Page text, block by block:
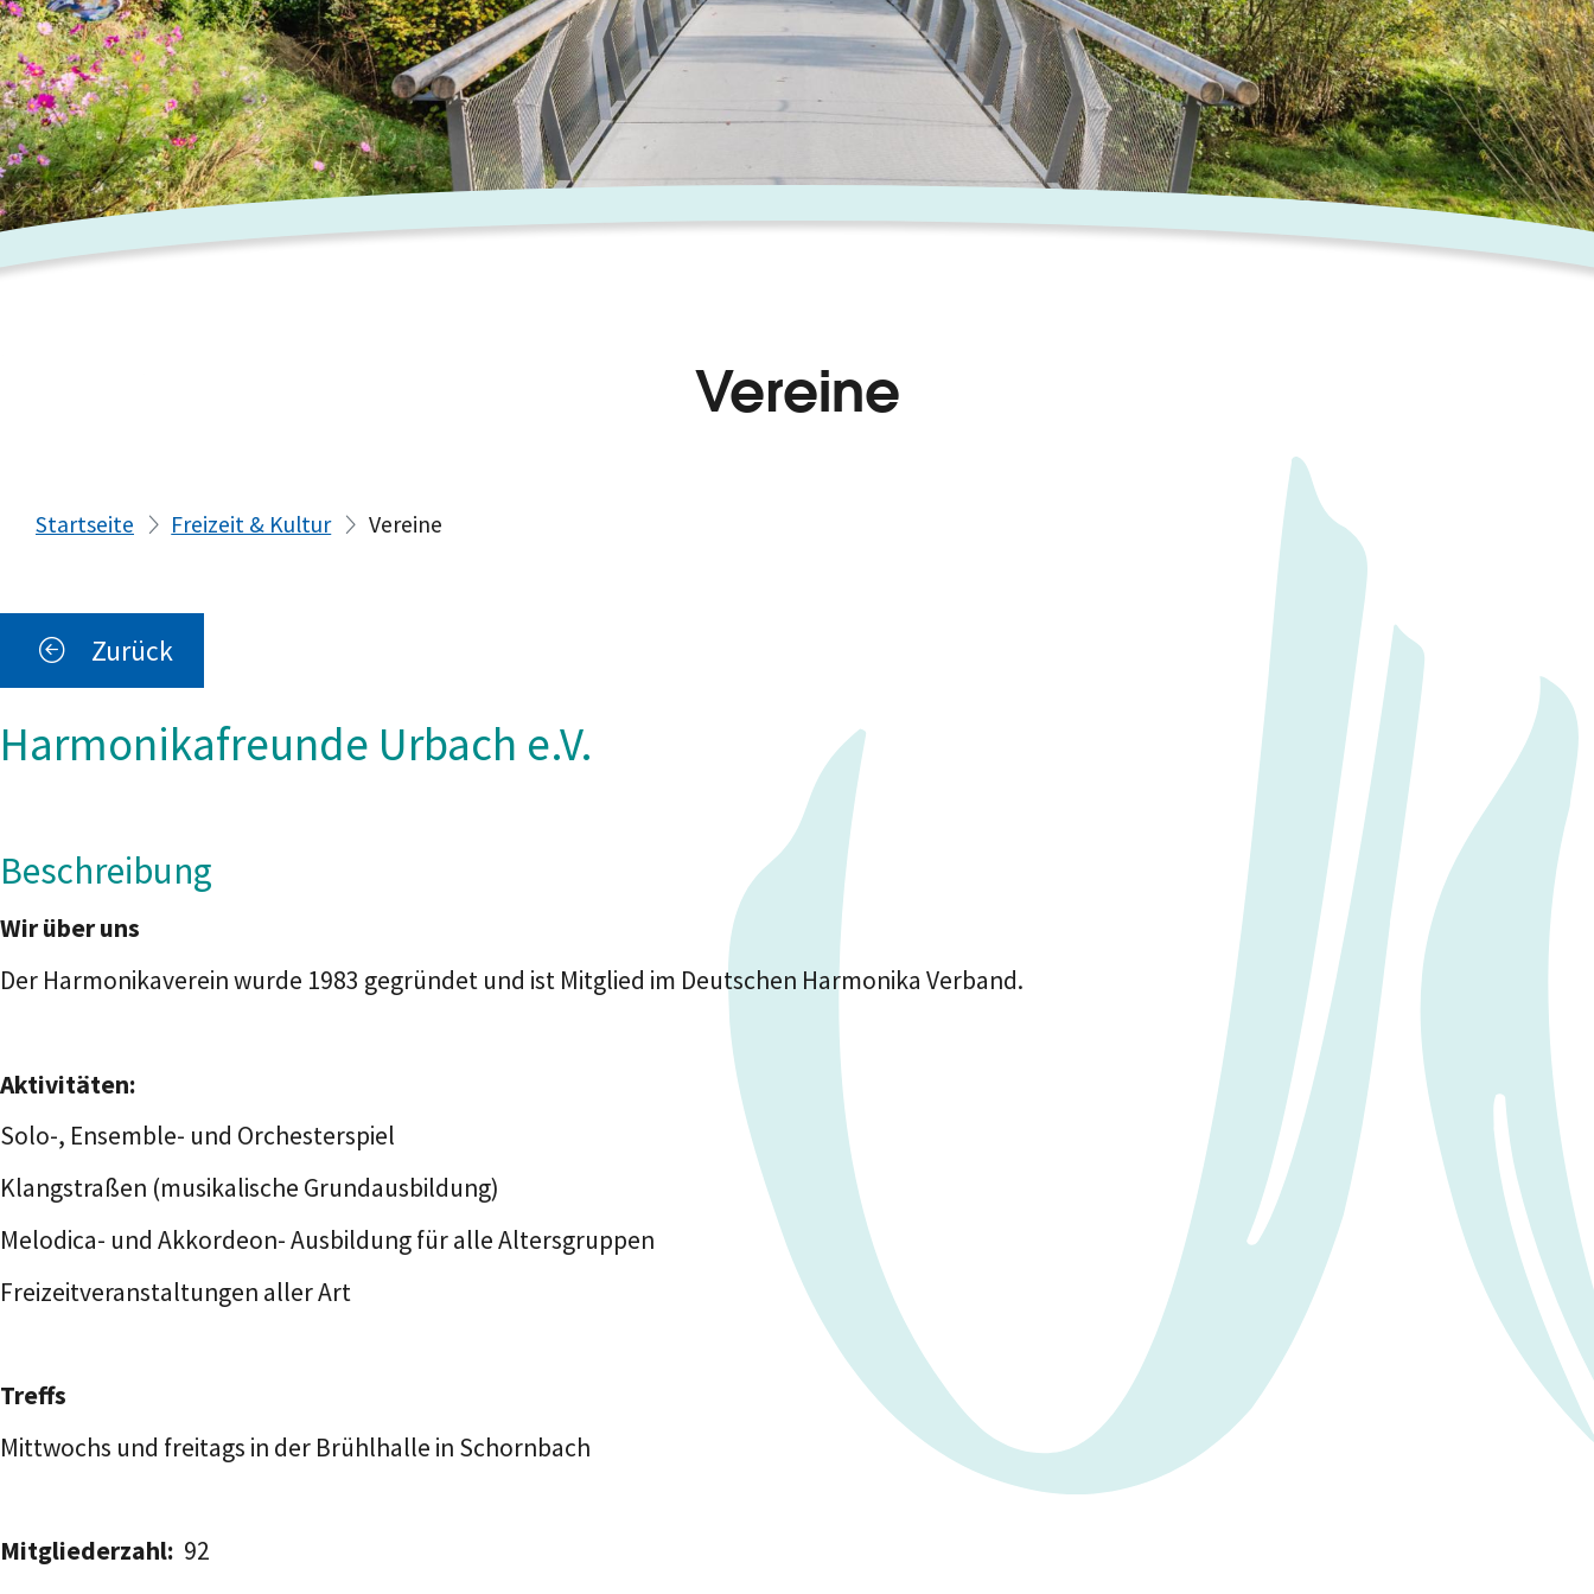
Vereine
Startseite Freizeit & Kultur Vereine
Zurück
Harmonikafreunde Urbach e.V.
Beschreibung
Wir über uns
Der Harmonikaverein wurde 1983 gegründet und ist Mitglied im Deutschen Harmonika Verband.
Aktivitäten:
Solo-, Ensemble- und Orchesterspiel
Klangstraßen (musikalische Grundausbildung)
Melodica- und Akkordeon- Ausbildung für alle Altersgruppen
Freizeitveranstaltungen aller Art
Treffs
Mittwochs und freitags in der Brühlhalle in Schornbach
Mitgliederzahl: 92